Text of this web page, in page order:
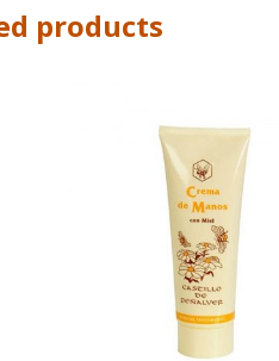
products